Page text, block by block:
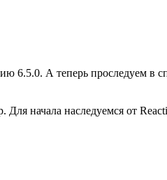
6.5.0. А теперь проследуем в
начала наследуемся от